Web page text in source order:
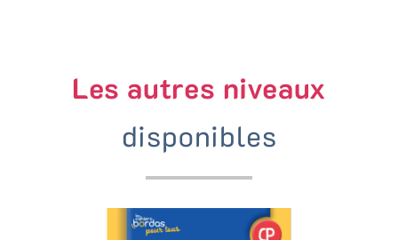
Les autres niveaux
disponibles